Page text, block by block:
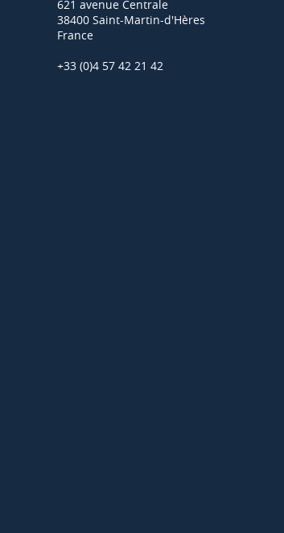
621 avenue Centrale
38400 Saint-Martin-d'Hères
France
+33 (0)4 57 42 21 42